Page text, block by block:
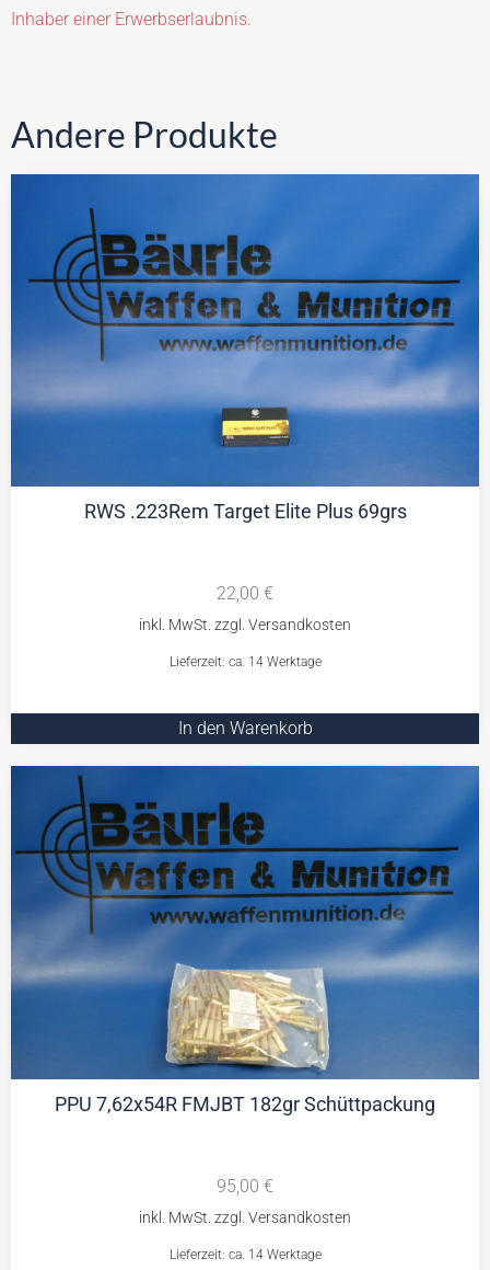
Inhaber einer Erwerbserlaubnis.
Andere Produkte
RWS .223Rem Target Elite Plus 69grs
22,00 €
Lieferzeit: ca. 14 Werktage
In den Warenkorb
PPU 7,62x54R FMJBT 182gr Schüttpackung
95,00 €
Lieferzeit: ca. 14 Werktage